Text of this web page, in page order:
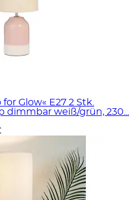
Glow« E27 2 Stk.
dimmbar weiß/grün, 230...